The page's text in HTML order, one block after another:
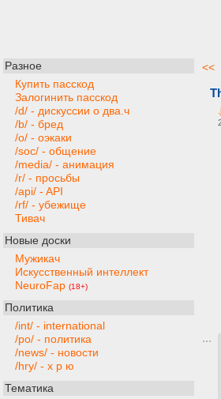
Разное
Купить пасскод
Залогинить пасскод
/d/ - дискуссии о два.ч
/b/ - бред
/o/ - оэкаки
/soc/ - общение
/media/ - анимация
/r/ - просьбы
/api/ - API
/rf/ - убежище
Тивач
Новые доски
Мужикач
Искусственный интеллект
NeuroFap (18+)
Политика
/int/ - international
/po/ - политика
/news/ - новости
/hry/ - х р ю
Тематика
<<